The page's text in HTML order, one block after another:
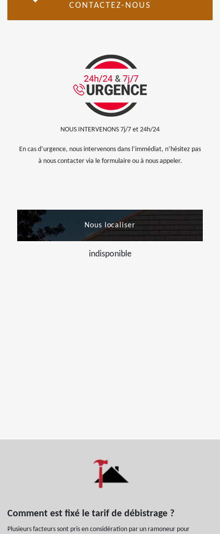
CONTACTEZ-NOUS
NOUS INTERVENONS 7j/7 et 24h/24
En cas d’urgence, nous intervenons dans l’immédiat, n’hésitez pas
à nous contacter via le formulaire ou à nous appeler.
Nous localiser
indisponible
Comment est fixé le tarif de débistrage ?
Plusieurs facteurs sont pris en considération par un ramoneur pour